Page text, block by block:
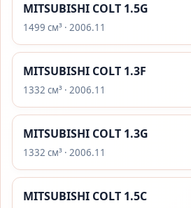
MITSUBISHI COLT 1.5G
1499 см³ · 2006.11
MITSUBISHI COLT 1.3F
1332 см³ · 2006.11
MITSUBISHI COLT 1.3G
1332 см³ · 2006.11
MITSUBISHI COLT 1.5C